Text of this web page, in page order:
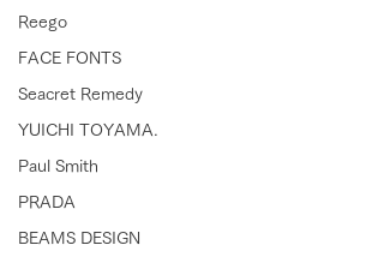
Reego
FACE FONTS
Seacret Remedy
YUICHI TOYAMA.
Paul Smith
PRADA
BEAMS DESIGN